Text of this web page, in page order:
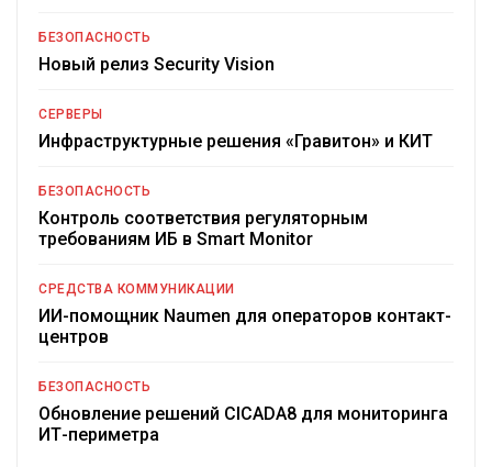
БЕЗОПАСНОСТЬ
Новый релиз Security Vision
СЕРВЕРЫ
Инфраструктурные решения «Гравитон» и КИТ
БЕЗОПАСНОСТЬ
Контроль соответствия регуляторным
требованиям ИБ в Smart Monitor
СРЕДСТВА КОММУНИКАЦИИ
ИИ-помощник Naumen для операторов контакт-
центров
БЕЗОПАСНОСТЬ
Обновление решений CICADA8 для мониторинга
ИТ-периметра